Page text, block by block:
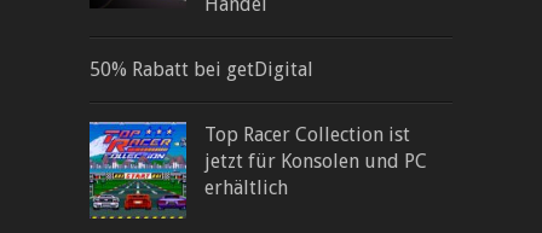
Handel
50% Rabatt bei getDigital
Top Racer Collection ist
jetzt für Konsolen und PC
erhältlich